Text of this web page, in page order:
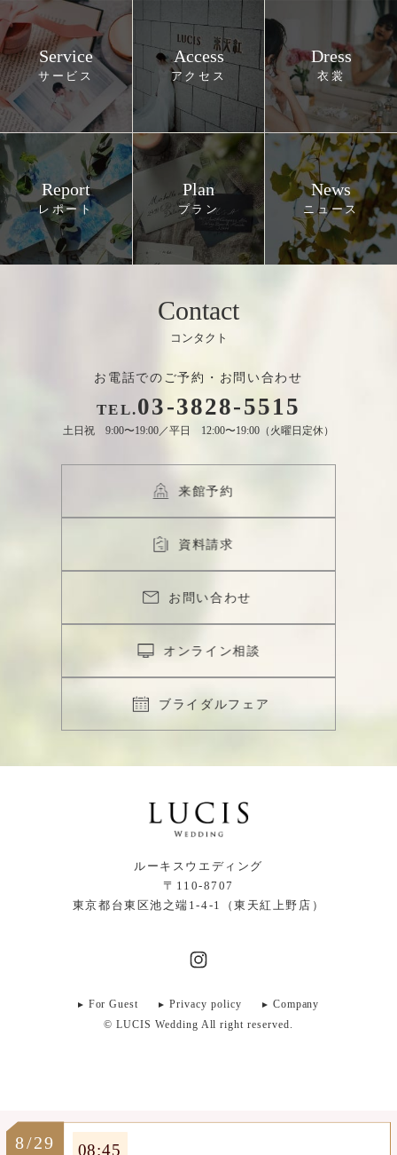
8/29 08:45
Service Access Dress
Report Plan News
Contact
お電話でのご予約・お問い合わせ
TEL.03-3828-5515
土日祝 9:00〜19:00／平日 12:00〜19:00（火曜日定休）
来館予約
資料請求
お問い合わせ
オンライン相談
ブライダルフェア
ルーキスウエディング
〒110-8707
東京都台東区池之端1-4-1（東天紅上野店）
For Guest Privacy policy
Company
© LUCIS Wedding All right reserved.